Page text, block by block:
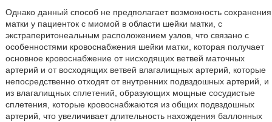
Однако данный способ не предполагает возможность сохранения
матки у пациенток с миомой в области шейки матки, с
экстраперитонеальным расположением узлов, что связано с
особенностями кровоснабжения шейки матки, которая получает
основное кровоснабжение от нисходящих ветвей маточных
артерий и от восходящих ветвей влагалищных артерий, которые
непосредственно отходят от внутренних подвздошных артерий, и
из влагалищных сплетений, образующих мощные сосудистые
сплетения, которые кровоснабжаются из общих подвздошных
артерий, что увеличивает длительность нахождения баллонных